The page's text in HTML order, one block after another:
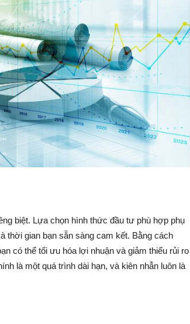
biệt. Lựa chọn hình thức đầu tư phù hợp phụ
thời gian bạn sẵn sàng cam kết. Bằng cách
có thể tối ưu hóa lợi nhuận và giảm thiểu rủi ro
là một quá trình dài hạn, và kiên nhẫn luôn là